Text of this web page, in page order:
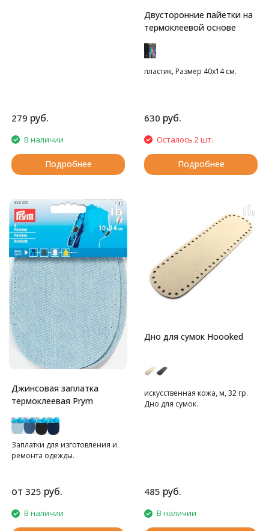
279 руб.
В наличии
Подробнее
Двусторонние пайетки на
термоклеевой основе
пластик, Размер 40х14 см.
630 руб.
Осталось 2 шт.
Подробнее
Джинсовая заплатка
термоклеевая Prym
Заплатки для изготовления и
ремонта одежды.
от 325 руб.
В наличии
Дно для сумок Hoooked
искусственная кожа, м, 32 гр.
Дно для сумок.
485 руб.
В наличии